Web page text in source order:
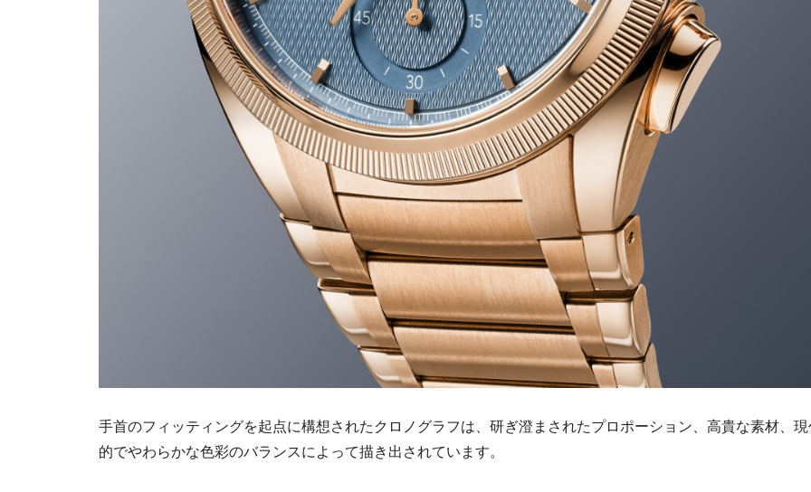
手首のフィッティングを起点に構想されたクロノグラフは、研ぎ澄まされたプロポーション、高貴な素材、
的でやわらかな色彩のバランスによって描き出されています。